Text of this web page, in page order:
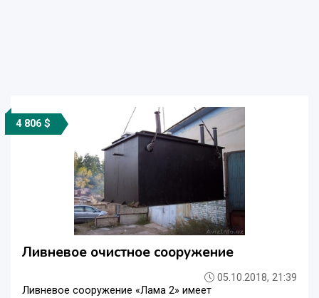
4 806 $
Ливневое очистное сооружение
05.10.2018, 21:39
Ливневое сооружение «Лама 2» имеет